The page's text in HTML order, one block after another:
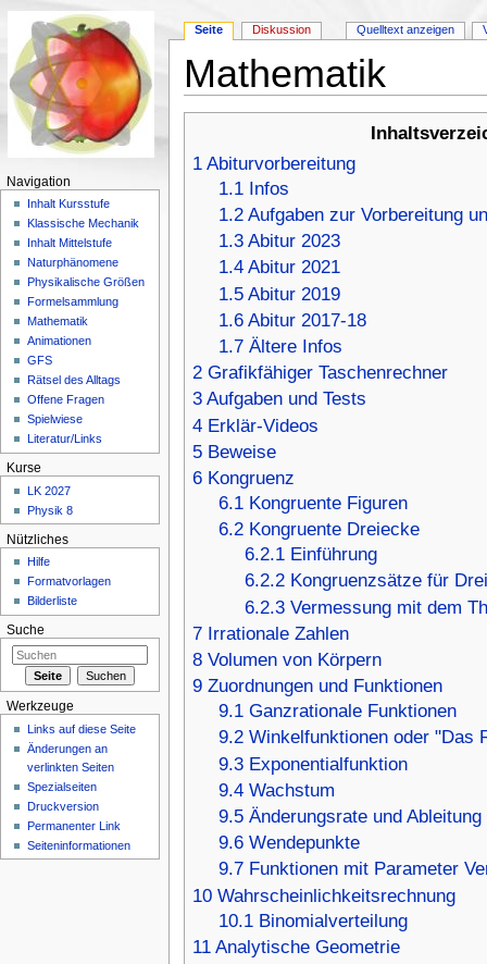
Mathematik
1 Abiturvorbereitung
1.1 Infos
1.2 Aufgaben zur Vorbereitung
1.3 Abitur 2023
1.4 Abitur 2021
1.5 Abitur 2019
1.6 Abitur 2017-18
1.7 Ältere Infos
2 Grafikfähiger Taschenrechner
3 Aufgaben und Tests
4 Erklär-Videos
5 Beweise
6 Kongruenz
6.1 Kongruente Figuren
6.2 Kongruente Dreiecke
6.2.1 Einführung
6.2.2 Kongruenzsätze für
6.2.3 Vermessung mit dem
7 Irrationale Zahlen
8 Volumen von Körpern
9 Zuordnungen und Funktionen
9.1 Ganzrationale Funktionen
9.2 Winkelfunktionen oder "Das
9.3 Exponentialfunktion
9.4 Wachstum
9.5 Änderungsrate und Ableitung
9.6 Wendepunkte
9.7 Funktionen mit Parameter
10 Wahrscheinlichkeitsrechnung
10.1 Binomialverteilung
11 Analytische Geometrie
Seite Diskussion Quelltext anzeigen
Navigation
Inhalt Kursstufe
Klassische Mechanik
Inhalt Mittelstufe
Naturphänomene
Physikalische Größen
Formelsammlung
Mathematik
Animationen
GFS
Rätsel des Alltags
Offene Fragen
Spielwiese
Literatur/Links
Kurse
LK 2027
Physik 8
Nützliches
Hilfe
Formatvorlagen
Bilderliste
Suche
Werkzeuge
Links auf diese Seite
Änderungen an
verlinkten Seiten
Spezialseiten
Druckversion
Permanenter Link
Seiteninformationen